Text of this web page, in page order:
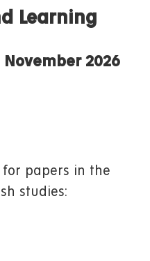
Learning
2026
for papers in the
studies: